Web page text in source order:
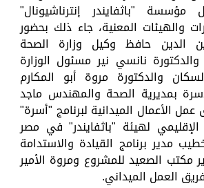
"باثفايندر إنترناشيونال"
والهيئات المعنية، جاء ذلك بحضور
الدين حافظ وكيل وزارة الصحة
نانسي نير مسئول الوزارة
والدكتورة مروة أبو المكارم
بمديرية الصحة والمهندس ماجد
الأعمال الميدانية لبرنامج "أسرة"
الإقليمي لهيئة "باثفايندر" في مصر
مدير برنامج القيادة والاستدامة
مكتب الصعيد للمشروع ومروة الأمير
العمل الميداني.